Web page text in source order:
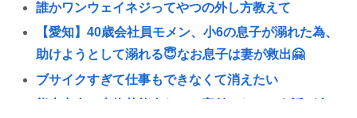
誰かワンウェイネジってやつの外し方教えて
【愛知】40歳会社員モメン、小6の息子が溺れた為、
助けようとして溺れる😇なお息子は妻が救出🤗
ブサイクすぎて仕事もできなくて消えたい